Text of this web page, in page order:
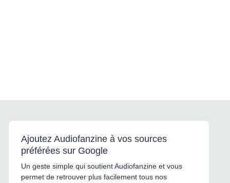
Ajoutez Audiofanzine à vos sources
préférées sur Google
Un geste simple qui soutient Audiofanzine et vous
permet de retrouver plus facilement tous nos